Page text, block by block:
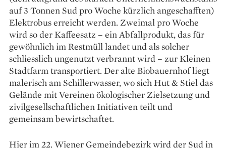
auf 3 Tonnen Sud pro Woche kürzlich angeschafften)
Elektrobus erreicht werden. Zweimal pro Woche
wird so der Kaffeesatz – ein Abfallprodukt, das für
gewöhnlich im Restmüll landet und als solcher
schliesslich ungenutzt verbrannt wird – zur Kleinen
Stadtfarm transportiert. Der alte Biobauernhof liegt
malerisch am Schillerwasser, wo sich Hut & Stiel das
Gelände mit Vereinen ökologischer Zielsetzung und
zivilgesellschaftlichen Initiativen teilt und
gemeinsam bewirtschaftet.
Hier im 22. Wiener Gemeindebezirk wird der Sud in